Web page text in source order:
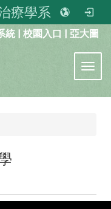
療學系
統 | 校園入口 | 亞大圖